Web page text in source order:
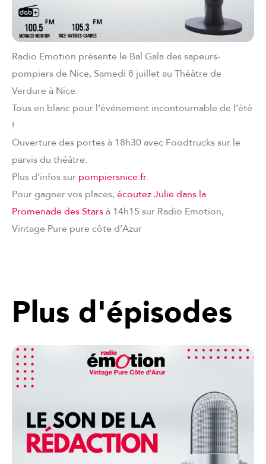
Radio Emotion présente le Bal Gala des sapeurs-
pompiers de Nice, Samedi 8 juillet au Théâtre de
Verdure à Nice.
Tous en blanc pour l’événement incontournable de l’été
!
Ouverture des portes à 18h30 avec Foodtrucks sur le
parvis du théâtre.
Plus d’infos sur pompiersnice.fr.
Pour gagner vos places,écoutez Julie dans la
Promenade des Starsà 14h15 sur Radio Emotion,
Vintage Pure pure côte d’Azur
Plus d'épisodes